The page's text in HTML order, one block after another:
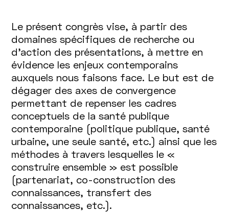
Le présent congrès vise, à partir des
domaines spécifiques de recherche ou
d’action des présentations, à mettre en
évidence les enjeux contemporains
auxquels nous faisons face. Le but est de
dégager des axes de convergence
permettant de repenser les cadres
conceptuels de la santé publique
contemporaine (politique publique, santé
urbaine, une seule santé, etc.) ainsi que les
méthodes à travers lesquelles le «
construire ensemble » est possible
(partenariat, co-construction des
connaissances, transfert des
connaissances, etc.).